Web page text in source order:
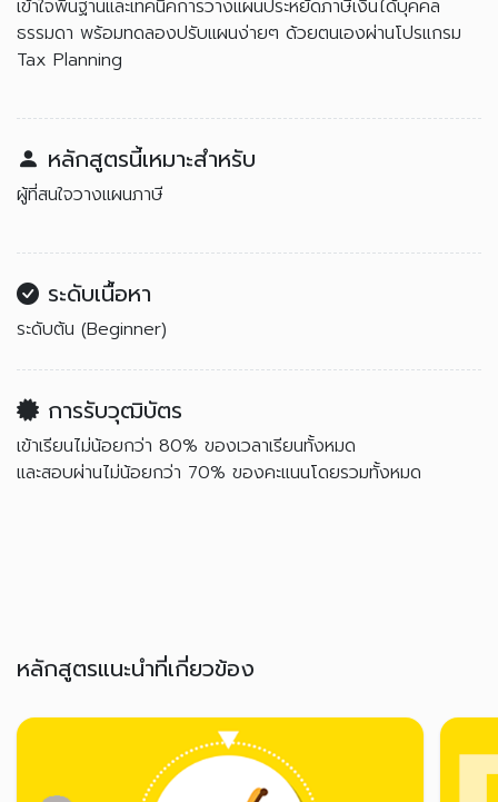
เข้าใจพื้นฐานและเทคนิคการวางแผนประหยัดภาษีเงินได้บุคคล
ธรรมดา พร้อมทดลองปรับแผนง่ายๆ ด้วยตนเองผ่านโปรแกรม
Tax Planning
หลักสูตรนี้เหมาะสำหรับ
ผู้ที่สนใจวางแผนภาษี
ระดับเนื้อหา
ระดับต้น (Beginner)
การรับวุฒิบัตร
เข้าเรียนไม่น้อยกว่า 80% ของเวลาเรียนทั้งหมด
และสอบผ่านไม่น้อยกว่า 70% ของคะแนนโดยรวมทั้งหมด
หลักสูตรแนะนำที่เกี่ยวข้อง